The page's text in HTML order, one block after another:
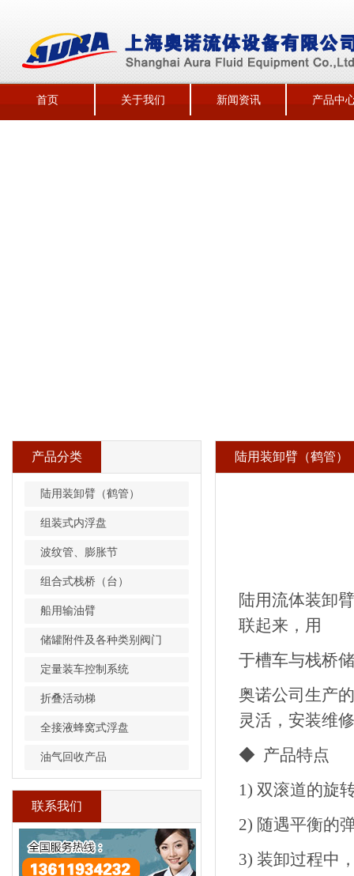
首页 关于我们 新闻资讯 产品中
产品分类
陆用装卸臂（鹤管）
组装式内浮盘
波纹管、膨胀节
组合式栈桥（台）
船用输油臂
储罐附件及各种类别阀门
定量装车控制系统
折叠活动梯
全接液蜂窝式浮盘
油气回收产品
联系我们
陆用装卸臂（鹤管）
陆用流体装卸
联起来，用
于槽车与栈桥
奥诺公司生产
灵活，安装维
◆ 产品特点
1) 双滚道的旋
2) 随遇平衡的
3) 装卸过程中